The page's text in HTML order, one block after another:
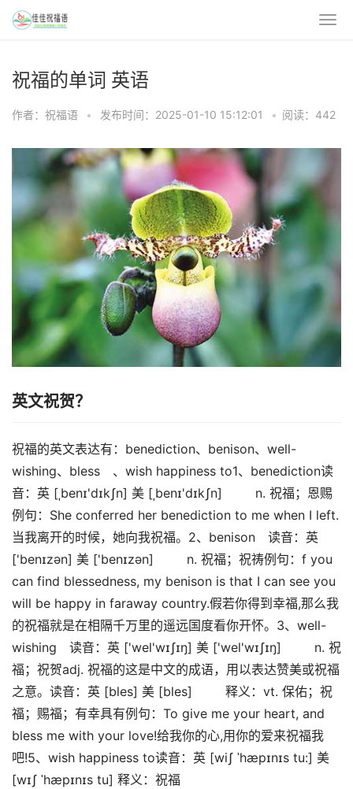
祝福的单词 英语
作者：祝福语 • 发布时间：2025-01-10 15:12:01 • 阅读：442
英文祝贺？
祝福的英文表达有：benediction、benison、well-
wishing、bless 、wish happiness to1、benediction读
音：英 [ˌbenɪ'dɪkʃn] 美 [ˌbenɪ'dɪkʃn] n. 祝福；恩赐
例句：She conferred her benediction to me when I left.
当我离开的时候，她向我祝福。2、benison 读音：英
['benɪzən] 美 ['benɪzən] n. 祝福；祝祷例句：f you
can find blessedness, my benison is that I can see you
will be happy in faraway country.假若你得到幸福,那么我
的祝福就是在相隔千万里的遥远国度看你开怀。3、well-
wishing 读音：英 ['wel'wɪʃɪŋ] 美 ['wel'wɪʃɪŋ] n. 祝
福；祝贺adj. 祝福的这是中文的成语，用以表达赞美或祝福
之意。读音：英 [bles] 美 [bles] 释义：vt. 保佑；祝
福；赐福；有幸具有例句：To give me your heart, and
bless me with your love!给我你的心,用你的爱来祝福我
吧!5、wish happiness to读音：英 [wiʃ ˈhæpɪnɪs tu:] 美
[wɪʃ ˈhæpɪnɪs tu] 释义：祝福